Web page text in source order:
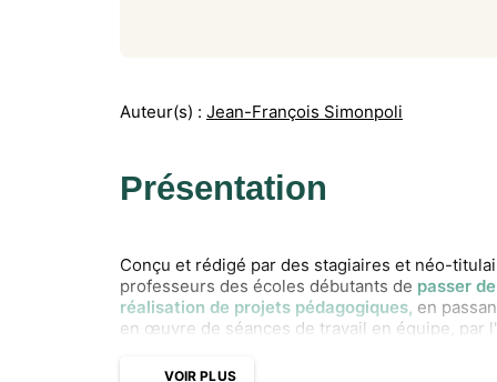
Auteur(s) : Jean-François Simonpoli
Présentation
Conçu et rédigé par des stagiaires et néo-
professeurs des écoles débutants de passer
réalisation de projets pédagogiques, en
en œuvre de séances de travail en équipe,
VOIR PLUS